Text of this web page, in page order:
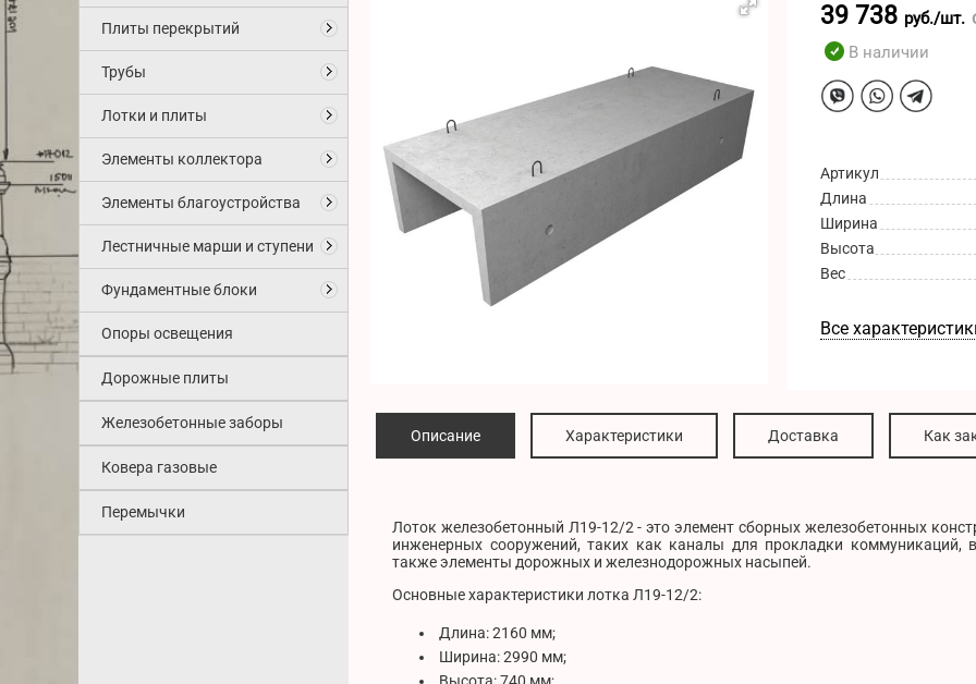
Плиты перекрытий
Трубы
Лотки и плиты
Элементы коллектора
Элементы благоустройства
Лестничные марши и ступени
Фундаментные блоки
Опоры освещения
Дорожные плиты
Железобетонные заборы
Ковера газовые
Перемычки
39 738 руб./шт.
В наличии
Артикул
Длина
Ширина
Высота
Вес
Все
Описание Характеристики Доставка Как
Лоток железобетонный Л19-12/2 - это элемент сборных железобетонных
инженерных сооружений, таких как каналы для прокладки коммуникаций,
также элементы дорожных и железнодорожных насыпей.
Основные характеристики лотка Л19-12/2:
Длина: 2160 мм;
Ширина: 2990 мм;